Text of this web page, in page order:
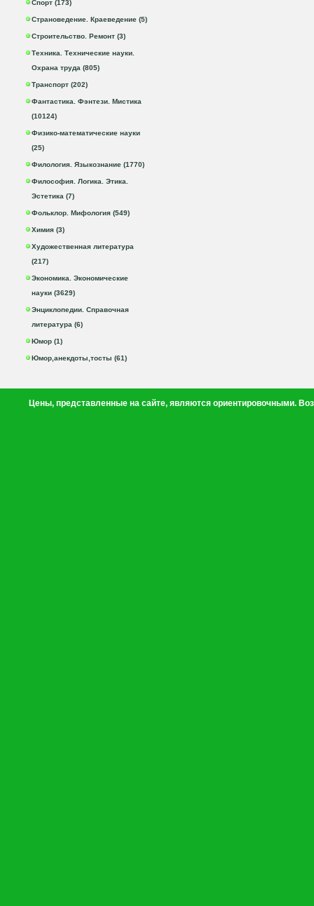
Спорт (173)
Страноведение. Краеведение (5)
Строительство. Ремонт (3)
Техника. Технические науки.
Охрана труда (805)
Транспорт (202)
Фантастика. Фэнтези. Мистика
(10124)
Физико-математические науки
(25)
Филология. Языкознание (1770)
Философия. Логика. Этика.
Эстетика (7)
Фольклор. Мифология (549)
Химия (3)
Художественная литература
(217)
Экономика. Экономические
науки (3629)
Энциклопедии. Справочная
литература (6)
Юмор (1)
Юмор,анекдоты,тосты (61)
Цены, представленные на сайте, являются ориентировочными.